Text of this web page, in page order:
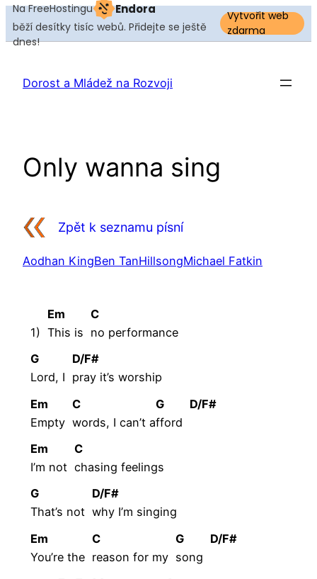
Na FreeHostingu Endora
běží desítky tisíc webů. Přidejte se ještě
dnes!
Vytvořit web
zdarma
obsah
Dorost a Mládež na Rozvoji
Only wanna sing
Zpět k seznamu písní
Aodhan KingBen TanHillsongMichael Fatkin
1)
Em
This is
C
no performance
G
Lord, I
D/F#
pray it’s worship
Em
Empty
C
words, I can’t a
G
fford
D/F#
Em
I’m not
C
chasingfeelings
G
That’s not
D/F#
why I’m singing
Em
You’re the
C
reason for my
G
song
D/F#